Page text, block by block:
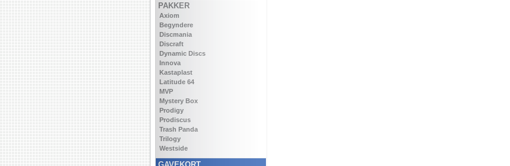
PAKKER
Axiom
Begyndere
Discmania
Discraft
Dynamic Discs
Innova
Kastaplast
Latitude 64
MVP
Mystery Box
Prodigy
Prodiscus
Trash Panda
Trilogy
Westside